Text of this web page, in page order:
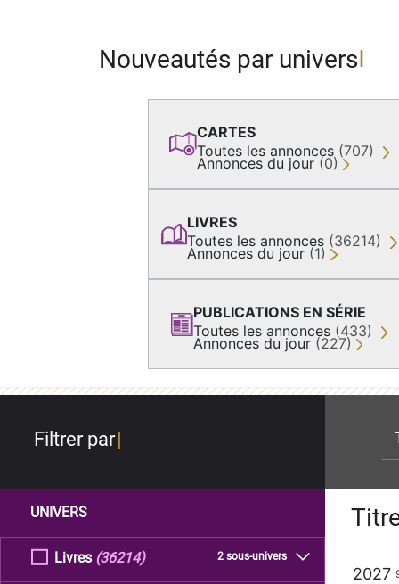
Nouveautés par univers
CARTES
Toutes les annonces (707)
Annonces du jour (0)
LIVRES
Toutes les annonces (36214)
Annonces du jour (1)
PUBLICATIONS EN SÉRIE
Toutes les annonces (433)
Annonces du jour (227)
Filtrer par
UNIVERS
Livres 2 sous-univers
(36214)
2027